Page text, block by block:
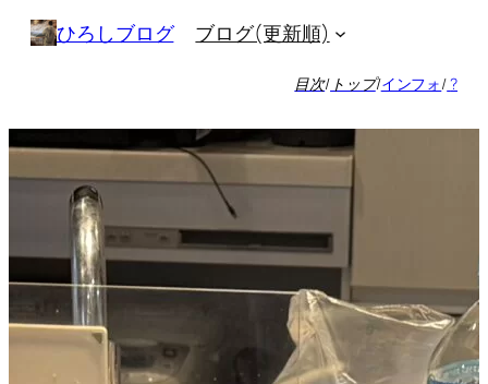
キ
ッ
プ
ひろしブログ ブログ(更新順)
目次/ トップ/インフォ/?